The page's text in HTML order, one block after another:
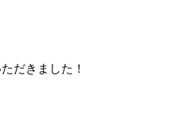
だきました！